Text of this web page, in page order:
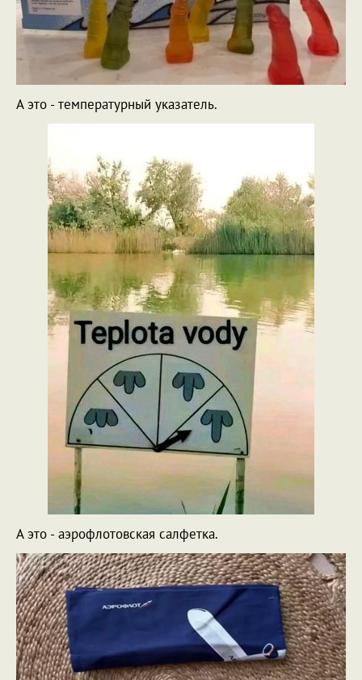
А это - температурный указатель.
А это - аэрофлотовская салфетка.